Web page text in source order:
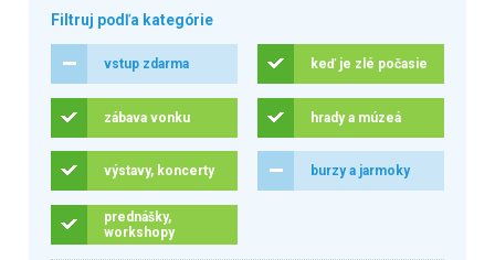
Filtruj podľa kategórie
vstup zdarma keď je zlé počasie
zábava vonku hrady a múzeá
výstavy, koncerty burzy a jarmoky
prednášky,
workshopy